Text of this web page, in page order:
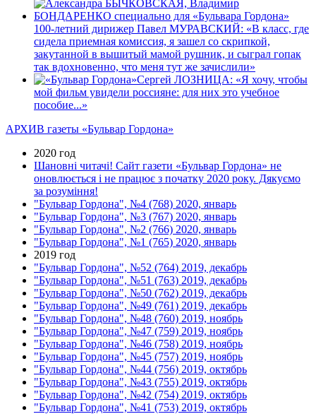
100-летний дирижер Павел МУРАВСКИЙ: «В класс, где
сидела приемная комиссия, я зашел со скрипкой,
закутанной в вышитый мамой рушник, и сыграл гопак
так вдохновенно, что меня тут же зачислили»
Сергей ЛОЗНИЦА: «Я хочу, чтобы
мой фильм увидели россияне: для них это учебное
пособие...»
АРХИВ газеты «Бульвар Гордона»
2020 год
Шановні читачі! Сайт газети «Бульвар Гордона» не
оновлюється і не працює з початку 2020 року. Дякуємо
за розуміння!
"Бульвар Гордона", №4 (768) 2020, январь
"Бульвар Гордона", №3 (767) 2020, январь
"Бульвар Гордона", №2 (766) 2020, январь
"Бульвар Гордона", №1 (765) 2020, январь
2019 год
"Бульвар Гордона", №52 (764) 2019, декабрь
"Бульвар Гордона", №51 (763) 2019, декабрь
"Бульвар Гордона", №50 (762) 2019, декабрь
"Бульвар Гордона", №49 (761) 2019, декабрь
"Бульвар Гордона", №48 (760) 2019, ноябрь
"Бульвар Гордона", №47 (759) 2019, ноябрь
"Бульвар Гордона", №46 (758) 2019, ноябрь
"Бульвар Гордона", №45 (757) 2019, ноябрь
"Бульвар Гордона", №44 (756) 2019, октябрь
"Бульвар Гордона", №43 (755) 2019, октябрь
"Бульвар Гордона", №42 (754) 2019, октябрь
"Бульвар Гордона", №41 (753) 2019, октябрь